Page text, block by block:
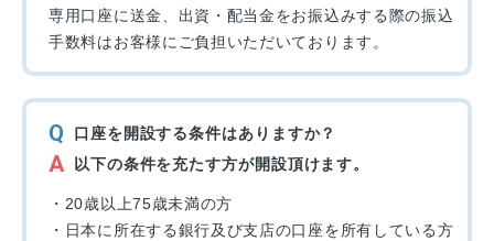
専用口座に送金、出資・配当金をお振込みする際の振込
手数料はお客様にご負担いただいております。
Q 口座を開設する条件はありますか？
A 以下の条件を充たす方が開設頂けます。
・20歳以上75歳未満の方
・日本に所在する銀行及び支店の口座を所有している方